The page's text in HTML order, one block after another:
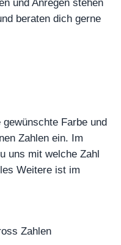
und Anregen stehen
beraten dich gerne
Farbe und
Zahlen ein. Im
uns mit welche Zahl
Weitere ist im
Zahlen